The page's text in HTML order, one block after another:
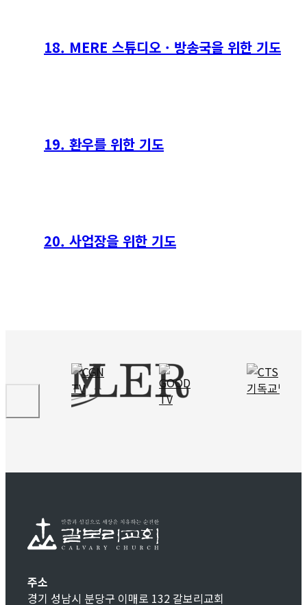
18. MERE 스튜디오 · 방송국을 위한 기도
19. 환우를 위한 기도
20. 사업장을 위한 기도
주소
경기 성남시 분당구 이매로 132 갈보리교회